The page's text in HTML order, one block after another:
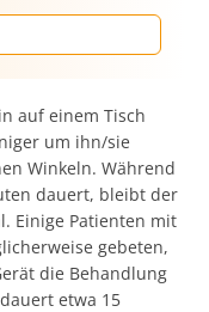
auf einem Tisch
um ihn/sie
Winkeln. Während
dauert, bleibt der
Einige Patienten mit
gebeten,
die Behandlung
etwa 15